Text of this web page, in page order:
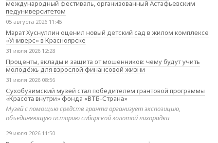
международный фестиваль, организованный Астафьевским
педуниверситетом
05 августа 2026 11:45
Марат Хуснуллин оценил новый детский сад в жилом комплексе
«Универс» в Красноярске
31 июля 2026 12:28
Проценты, вклады и защита от мошенников: чему будут учить
молодёжь для взрослой финансовой жизни
31 июля 2026 08:56
Сухобузимский музей стал победителем грантовой программы
«Красота внутри» фонда «ВТБ-Страна»
Музей с помощью средств гранта организует экспозицию,
объединяющую историю сибирской золотой лихорадки
29 июля 2026 11:50